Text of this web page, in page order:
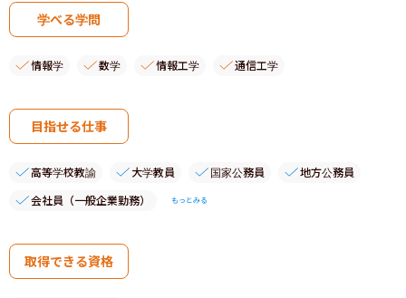
学べる学問
情報学 数学 情報工学 通信工学
目指せる仕事
高等学校教諭 大学教員 国家公務員
地方公務員
会社員（一般企業勤務）
もっとみる
取得できる資格